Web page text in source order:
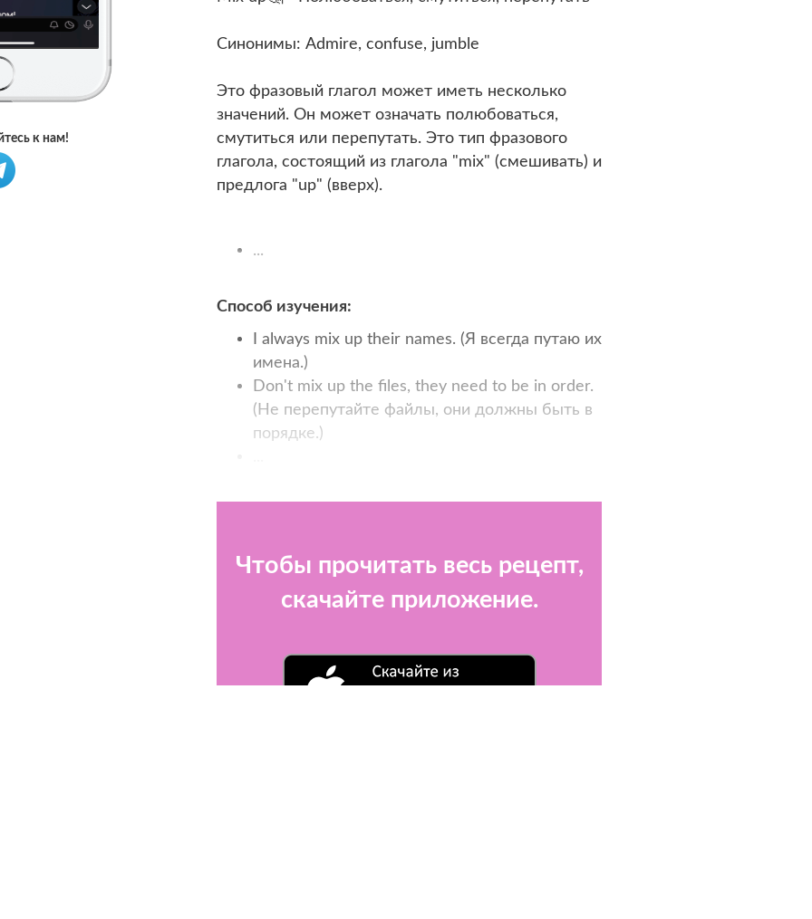
к нам!
Синонимы: Admire, confuse, jumble
Это фразовый глагол может иметь несколько
значений. Он может означать полюбоваться,
смутиться или перепутать. Это тип фразового
глагола, состоящий из глагола "mix" (смешивать) и
предлога "up" (вверх).
...
Способ изучения:
I always mix up their names. (Я всегда путаю их
имена.)
Don't mix up the files, they need to be in order.
(Не перепутайте файлы, они должны быть в
порядке.)
Чтобы прочитать весь рецепт,
скачайте приложение.